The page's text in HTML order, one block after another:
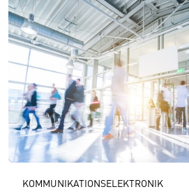
KOMMUNIKATIONSELEKTRONIK